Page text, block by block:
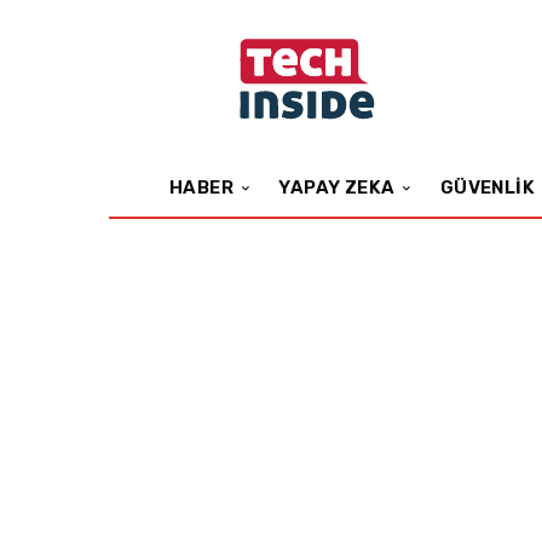
HABER YAPAY ZEKA GÜVENLIK